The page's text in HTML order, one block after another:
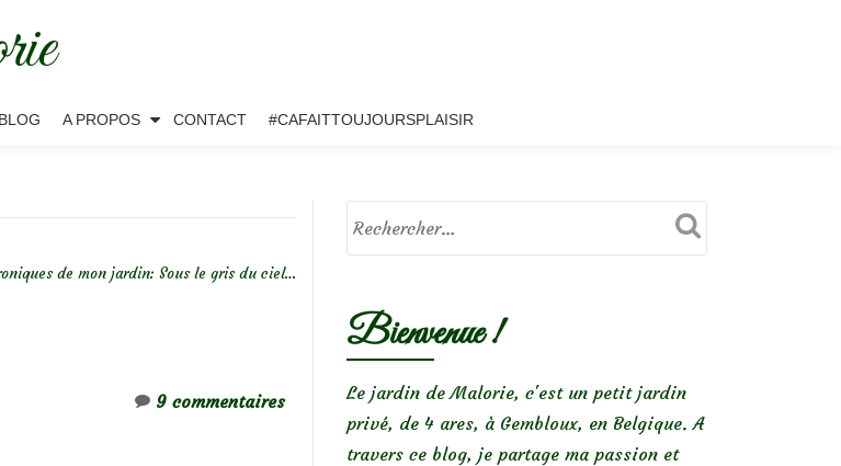
BLOG A PROPOS CONTACT #CAFAITTOUJOURSPLAISIR
de mon jardin: Sous le gris du ciel…
9 commentaires
Bienvenue !
Le jardin de Malorie, c'est un petit jardin
privé, de 4 ares, à Gembloux, en Belgique. A
travers ce blog, je partage ma passion et